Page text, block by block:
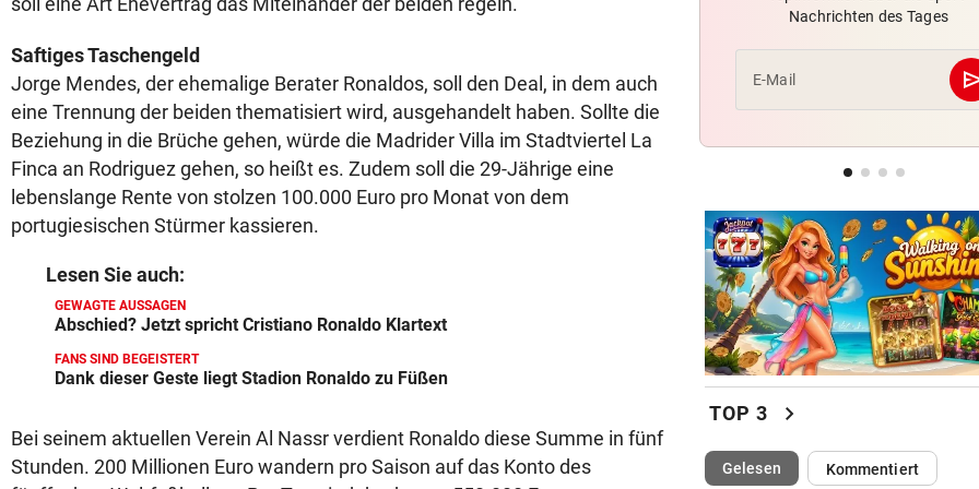
Saftiges Taschengeld
Jorge Mendes, der ehemalige Berater Ronaldos, soll den Deal, in dem auch
eine Trennung der beiden thematisiert wird, ausgehandelt haben. Sollte die
Beziehung in die Brüche gehen, würde die Madrider Villa im Stadtviertel La
Finca an Rodriguez gehen, so heißt es. Zudem soll die 29-Jährige eine
lebenslange Rente von stolzen 100.000 Euro pro Monat von dem
portugiesischen Stürmer kassieren.
Lesen Sie auch:
GEWAGTE AUSSAGEN
Abschied? Jetzt spricht Cristiano Ronaldo Klartext
FANS SIND BEGEISTERT
Dank dieser Geste liegt Stadion Ronaldo zu Füßen
Bei seinem aktuellen Verein Al Nassr verdient Ronaldo diese Summe in fünf
Stunden. 200 Millionen Euro wandern pro Saison auf das Konto des
Skurrilitäten in der Red Bull
häufen sich
Lotfi auf Rang 12!
F1-Boss verrät: Es wird mehr
Sprintrennen geben
Nachrichten des Tages
E-Mail
TOP 3 chevron_right
Gelesen(ausgewählt)Kommentiert